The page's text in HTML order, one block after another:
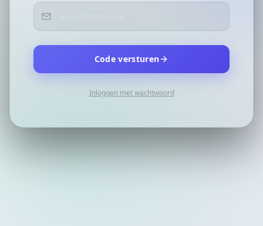
Code versturen
Inloggen met wachtwoord